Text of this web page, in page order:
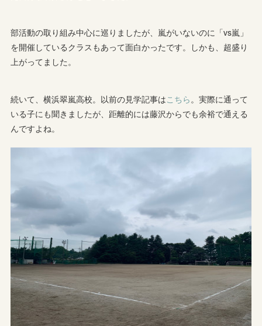
部活動の取り組み中心に巡りましたが、嵐がいないのに「vs嵐」
を開催しているクラスもあって面白かったです。しかも、超盛り
上がってました。
続いて、横浜翠嵐高校。以前の見学記事はこちら 。実際に通って
いる子にも聞きましたが、距離的には藤沢からでも余裕で通える
んですよね。